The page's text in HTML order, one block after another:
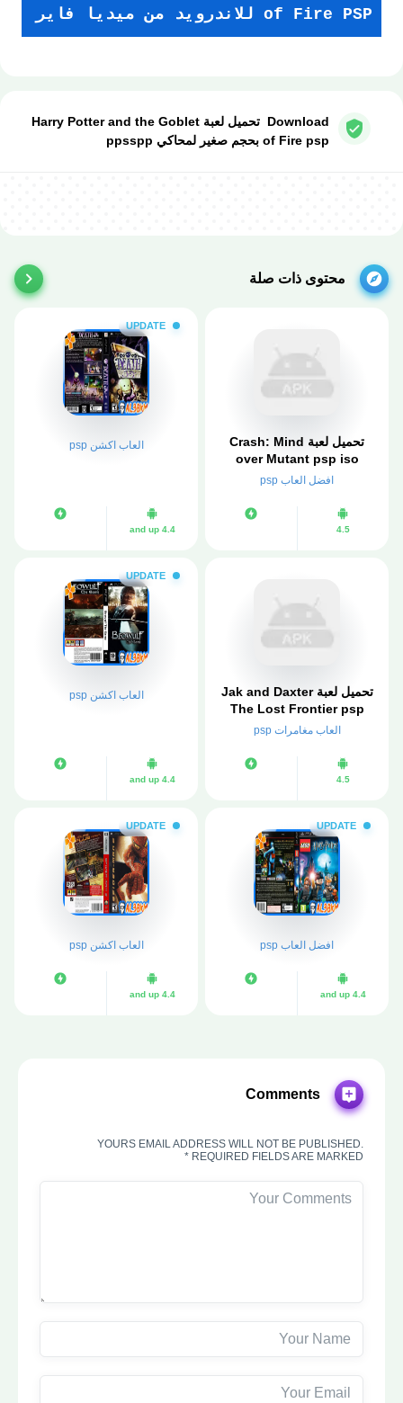
of Fire PSP للاندرويد من ميديا فاير
Download تحميل لعبة Harry Potter and the Goblet
of Fire psp بحجم صغير لمحاكي ppsspp
محتوى ذات صلة
تحميل لعبة Crash: Mind
over Mutant psp iso
مضغوطة لمحاكي ppsspp
افضل العاب psp
4.5
UPDATE
العاب اكشن psp
4.4 and up
تحميل لعبة Jak and Daxter
The Lost Frontier psp
مضغوطة لمحاكي ppsspp
العاب مغامرات psp
4.5
UPDATE
العاب اكشن psp
4.4 and up
UPDATE
افضل العاب psp
4.4 and up
UPDATE
العاب اكشن psp
4.4 and up
Comments
YOURS EMAIL ADDRESS WILL NOT BE PUBLISHED.
REQUIRED FIELDS ARE MARKED *